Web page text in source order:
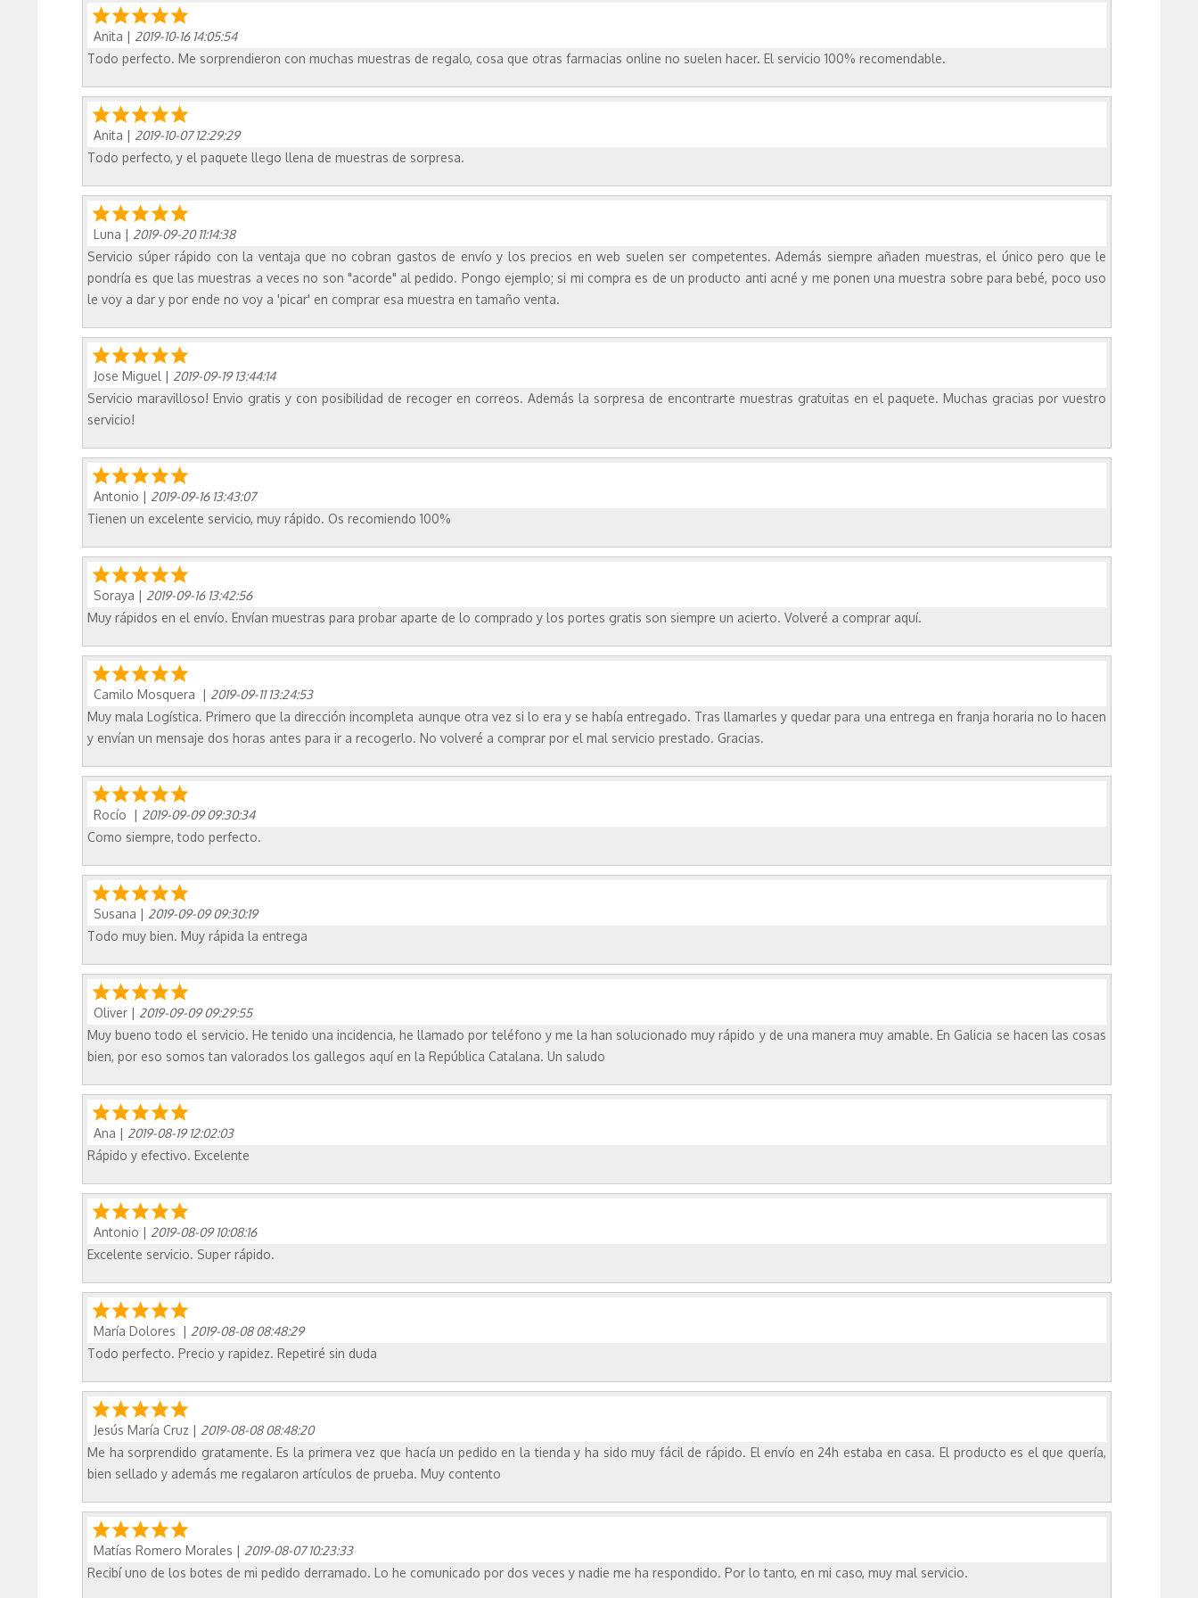
Anita | 2019-10-16 14:05:54
Todo perfecto. Me sorprendieron con muchas muestras de regalo, cosa que otras farmacias online no suelen hacer. El servicio 100% recomendable.
Anita | 2019-10-07 12:29:29
Todo perfecto, y el paquete llego llena de muestras de sorpresa.
Luna | 2019-09-20 11:14:38
Servicio súper rápido con la ventaja que no cobran gastos de envío y los precios en web suelen ser competentes. Además siempre añaden muestras, el único pero que le
pondría es que las muestras a veces no son "acorde" al pedido. Pongo ejemplo; si mi compra es de un producto anti acné y me ponen una muestra sobre para bebé, poco uso
le voy a dar y por ende no voy a 'picar' en comprar esa muestra en tamaño venta.
Jose Miguel | 2019-09-19 13:44:14
Servicio maravilloso! Envio gratis y con posibilidad de recoger en correos. Además la sorpresa de encontrarte muestras gratuitas en el paquete. Muchas gracias por vuestro
servicio!
Antonio | 2019-09-16 13:43:07
Tienen un excelente servicio, muy rápido. Os recomiendo 100%
Soraya | 2019-09-16 13:42:56
Muy rápidos en el envío. Envían muestras para probar aparte de lo comprado y los portes gratis son siempre un acierto. Volveré a comprar aquí.
Camilo Mosquera | 2019-09-11 13:24:53
Muy mala Logística. Primero que la dirección incompleta aunque otra vez si lo era y se había entregado. Tras llamarles y quedar para una entrega en franja horaria no lo hacen
y envían un mensaje dos horas antes para ir a recogerlo. No volveré a comprar por el mal servicio prestado. Gracias.
Rocío | 2019-09-09 09:30:34
Como siempre, todo perfecto.
Susana | 2019-09-09 09:30:19
Todo muy bien. Muy rápida la entrega
Oliver | 2019-09-09 09:29:55
Muy bueno todo el servicio. He tenido una incidencia, he llamado por teléfono y me la han solucionado muy rápido y de una manera muy amable. En Galicia se hacen las cosas
bien, por eso somos tan valorados los gallegos aquí en la República Catalana. Un saludo
Ana | 2019-08-19 12:02:03
Rápido y efectivo. Excelente
Antonio | 2019-08-09 10:08:16
Excelente servicio. Super rápido.
María Dolores | 2019-08-08 08:48:29
Todo perfecto. Precio y rapidez. Repetiré sin duda
Jesús María Cruz | 2019-08-08 08:48:20
Me ha sorprendido gratamente. Es la primera vez que hacía un pedido en la tienda y ha sido muy fácil de rápido. El envío en 24h estaba en casa. El producto es el que quería,
bien sellado y además me regalaron artículos de prueba. Muy contento
Matías Romero Morales | 2019-08-07 10:23:33
Recibí uno de los botes de mi pedido derramado. Lo he comunicado por dos veces y nadie me ha respondido. Por lo tanto, en mi caso, muy mal servicio.